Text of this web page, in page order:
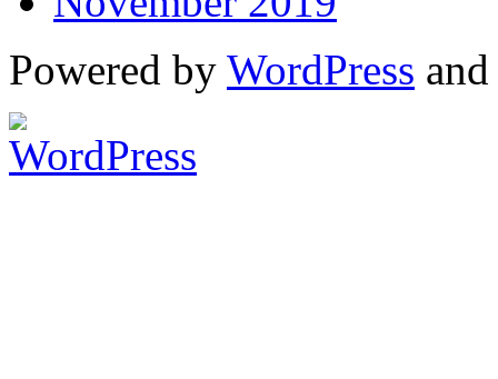
Powered by WordPress